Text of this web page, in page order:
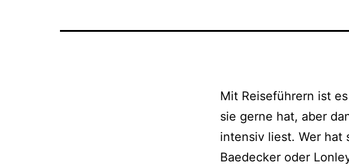
Mit Reiseführern ist
sie gerne hat, aber
intensiv liest. Wer hat
Baedecker oder